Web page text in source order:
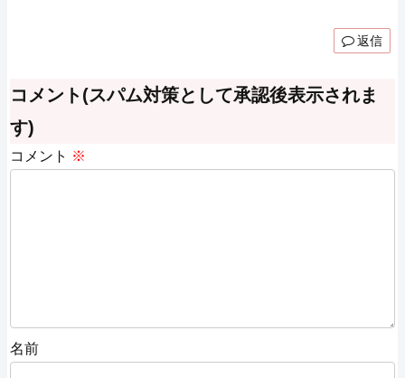
返信
コメント(スパム対策として承認後表示されま
す)
コメント ※
名前